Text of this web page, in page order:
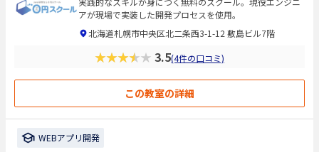
アが現場で実装した開発プロセスを使用。
北海道札幌市中央区北二条西3-1-12 敷島ビル7階
★★★★★ 3.5(4件の口コミ)
この教室の詳細
WEBアプリ開発